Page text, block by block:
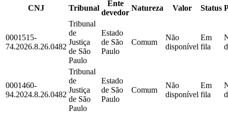
CNJ Tribunal
Ente
devedor
Natureza Valor Status
0001515-
74.2026.8.26.0482
Tribunal
de
Justiça
de São
Paulo
Estado
de São
Paulo
Comum
Não
disponível
Em
fila
0001460-
94.2024.8.26.0482
Tribunal
de
Justiça
de São
Paulo
Estado
de São
Paulo
Comum
Não
disponível
Em
fila